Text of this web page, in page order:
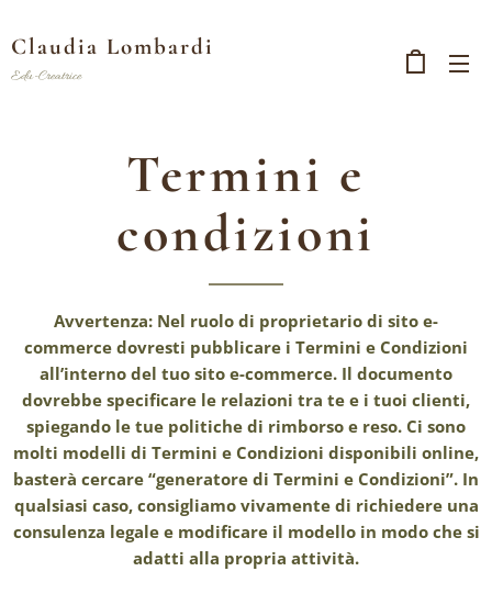
Claudia Lombardi
Edu-Creatrice
Termini e
condizioni
Avvertenza: Nel ruolo di proprietario di sito e-
commerce dovresti pubblicare i Termini e Condizioni
all’interno del tuo sito e-commerce. Il documento
dovrebbe specificare le relazioni tra te e i tuoi clienti,
spiegando le tue politiche di rimborso e reso. Ci sono
molti modelli di Termini e Condizioni disponibili online,
basterà cercare “generatore di Termini e Condizioni”. In
qualsiasi caso, consigliamo vivamente di richiedere una
consulenza legale e modificare il modello in modo che si
adatti alla propria attività.